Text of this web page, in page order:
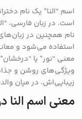
اسم “النا” یک نام
است. در زبان فارسی،
نام همچنین در
استفاده می‌شود و
معنی “نور” یا
ویژگی‌های روشن و
زیبایی‌اش، در میان
معنی اسم النا